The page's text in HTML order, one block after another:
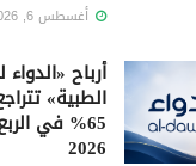
أغسطس 6, 2026
أرباح
الطبية»
65% في
2026